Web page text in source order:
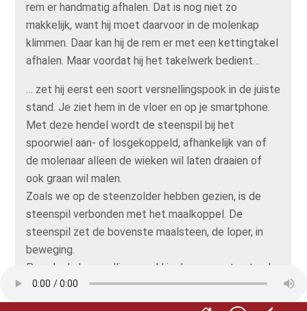
rem er handmatig afhalen. Dat is nog niet zo
makkelijk, want hij moet daarvoor in de molenkap
klimmen. Daar kan hij de rem er met een kettingtakel
afhalen. Maar voordat hij het takelwerk bedient…
… zet hij eerst een soort versnellingspook in de juiste
stand. Je ziet hem in de vloer en op je smartphone.
Met deze hendel wordt de steenspil bij het
spoorwiel aan- of losgekoppeld, afhankelijk van of
de molenaar alleen de wieken wil laten draaien of
ook graan wil malen.
Zoals we op de steenzolder hebben gezien, is de
steenspil verbonden met het maalkoppel. De
steenspil zet de bovenste maalsteen, de loper, in
beweging.
Pas als de 'versnellingspook' in de gewenste stand
staat, trekt de molenaar aan de ketting om de
eikenhouten vangbalk omhoog te trekken, waardoor